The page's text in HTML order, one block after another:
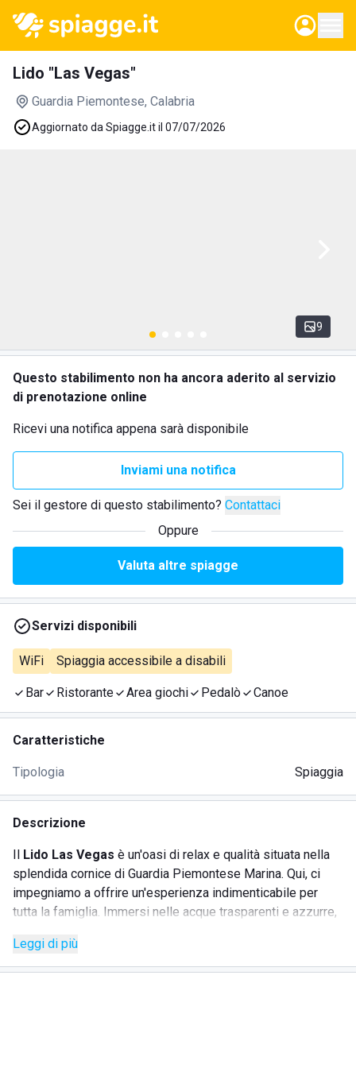
Lido "Las Vegas"
Guardia Piemontese, Calabria
Aggiornato da Spiagge.it il 07/07/2026
9
Questo stabilimento non ha ancora aderito al servizio
di prenotazione online
Ricevi una notifica appena sarà disponibile
Inviami una notifica
Sei il gestore di questo stabilimento? Contattaci
Oppure
Valuta altre spiagge
Servizi disponibili
WiFi Spiaggia accessibile a disabili
Bar Ristorante Area giochi Pedalò Canoe
Caratteristiche
Tipologia Spiaggia
Descrizione
Il Lido Las Vegas è un'oasi di relax e qualità situata nella
splendida cornice di Guardia Piemontese Marina. Qui, ci
impegniamo a offrire un'esperienza indimenticabile per
tutta la famiglia. Immersi nelle acque trasparenti e azzurre,
vista mozzafiato del mare aperto e dello scoglio della
regina al tramonto. Ma c'è qualcosa di unico che rende il
Leggi di più